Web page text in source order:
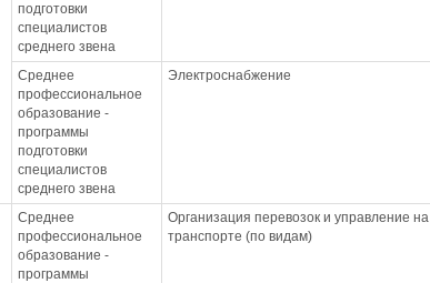
подготовки
специалистов
среднего звена
Среднее
профессиональное
образование -
программы
подготовки
специалистов
среднего звена
Электроснабжение
Среднее
профессиональное
образование -
программы
Организация перевозок и управление на
транспорте (по видам)